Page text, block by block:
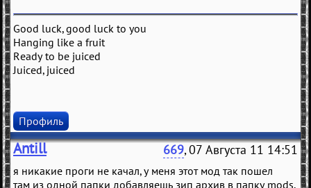
Good luck, good luck to you
Hanging like a fruit
Ready to be juiced
Juiced, juiced
Профиль
Antill 669, 07 Августа 11 14:51
я никакие проги не качал, у меня этот мод так пошел
там из одной папки добавляешь зип архив в папку mods,